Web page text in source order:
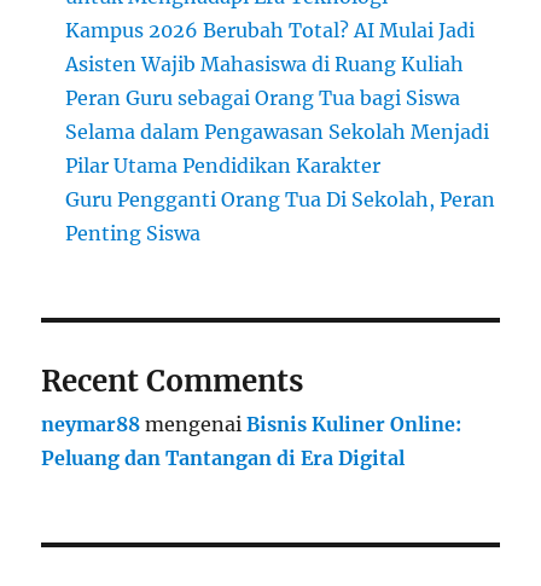
Kampus 2026 Berubah Total? AI Mulai Jadi
Asisten Wajib Mahasiswa di Ruang Kuliah
Peran Guru sebagai Orang Tua bagi Siswa
Selama dalam Pengawasan Sekolah Menjadi
Pilar Utama Pendidikan Karakter
Guru Pengganti Orang Tua Di Sekolah, Peran
Penting Siswa
Recent Comments
neymar88 mengenaiBisnis Kuliner Online:
Peluang dan Tantangan di Era Digital